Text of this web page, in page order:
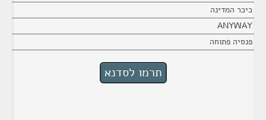
כיכר המדינה
ANYWAY
פנסיה פתוחה